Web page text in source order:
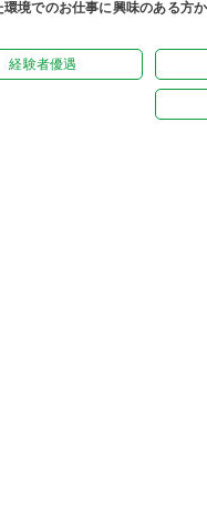
境でのお仕事に興味のある方
経験者優遇